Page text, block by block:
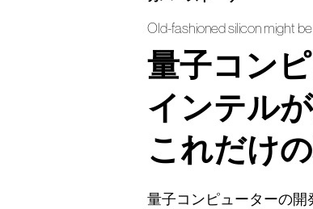
Old-fashioned silicon might
量子コン
インテル
これだけ
量子コンピューターの